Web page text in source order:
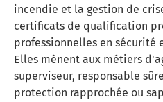
incendie et la gestion de
certificats de qualification
professionnelles en sécurité
Elles mènent aux métiers
superviseur, responsable
protection rapprochée ou